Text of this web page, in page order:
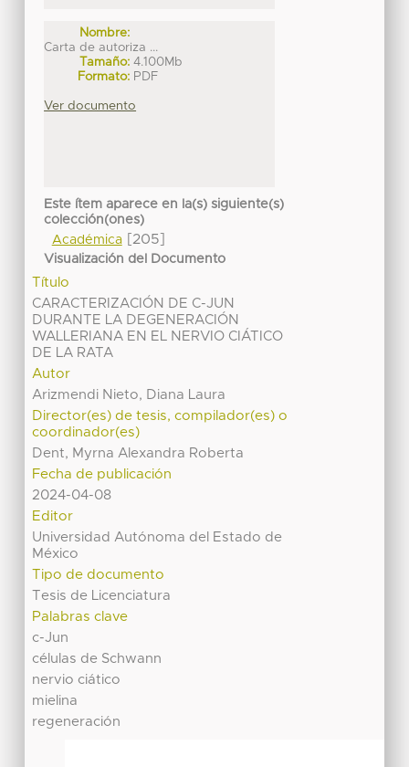
Nombre:
Carta de autoriza ...
Tamaño: 4.100Mb
Formato: PDF
Ver documento
Este ítem aparece en la(s) siguiente(s)
colección(ones)
Académica[205]
Visualización del Documento
Título
CARACTERIZACIÓN DE C-JUN
DURANTE LA DEGENERACIÓN
WALLERIANA EN EL NERVIO CIÁTICO
DE LA RATA
Autor
Arizmendi Nieto, Diana Laura
Director(es) de tesis, compilador(es) o
coordinador(es)
Dent, Myrna Alexandra Roberta
Fecha de publicación
2024-04-08
Editor
Universidad Autónoma del Estado de
México
Tipo de documento
Tesis de Licenciatura
Palabras clave
c-Jun
células de Schwann
nervio ciático
mielina
regeneración